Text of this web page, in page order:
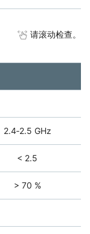
请滚动检查。
2.4‐2.5 GHz
< 2.5
> 70 %